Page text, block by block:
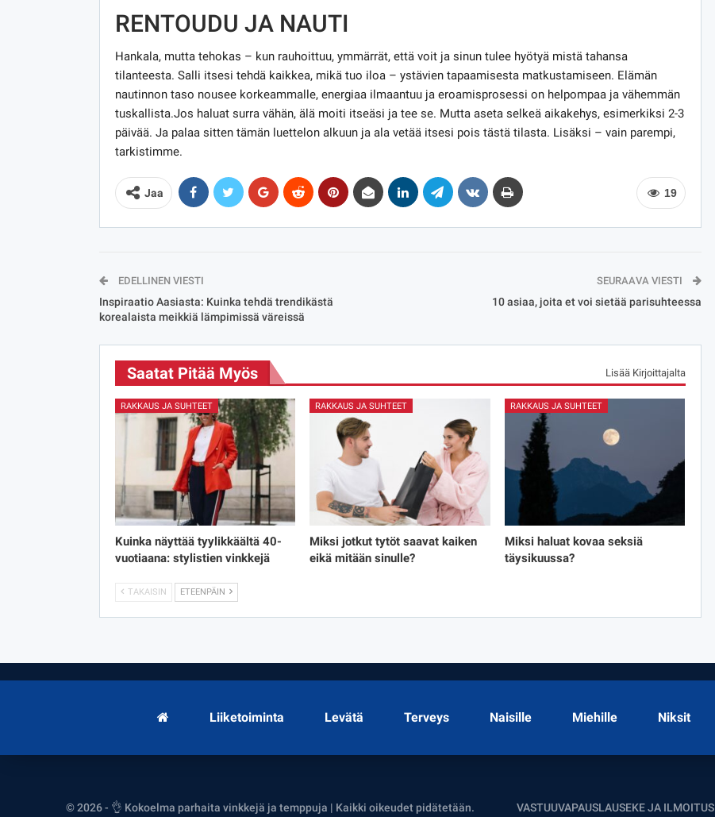
RENTOUDU JA NAUTI
Hankala, mutta tehokas – kun rauhoittuu, ymmärrät, että voit ja sinun tulee hyötyä mistä tahansa
tilanteesta. Salli itsesi tehdä kaikkea, mikä tuo iloa – ystävien tapaamisesta matkustamiseen. Elämän
nautinnon taso nousee korkeammalle, energiaa ilmaantuu ja eroamisprosessi on helpompaa ja vähemmän
tuskallista.Jos haluat surra vähän, älä moiti itseäsi ja tee se. Mutta aseta selkeä aikakehys, esimerkiksi 2-3
päivää. Ja palaa sitten tämän luettelon alkuun ja ala vetää itsesi pois tästä tilasta. Lisäksi – vain parempi,
tarkistimme.
19
Jaa
EDELLINEN VIESTI
Inspiraatio Aasiasta: Kuinka tehdä trendikästä
korealaista meikkiä lämpimissä väreissä
SEURAAVA VIESTI
10 asiaa, joita et voi sietää parisuhteessa
Saatat Pitää Myös Lisää Kirjoittajalta
RAKKAUS JA SUHTEET
Kuinka näyttää tyylikkäältä 40-
vuotiaana: stylistien vinkkejä
RAKKAUS JA SUHTEET
Miksi jotkut tytöt saavat kaiken
eikä mitään sinulle?
RAKKAUS JA SUHTEET
Miksi haluat kovaa seksiä
täysikuussa?
TAKAISIN ETEENPÄIN
Liiketoiminta Levätä Terveys Naisille Miehille Niksit
© 2026 - 👌 Kokoelma parhaita vinkkejä ja temppuja | Kaikki oikeudet pidätetään. VASTUUVAPAUSLAUSEKE JA ILMOITUS